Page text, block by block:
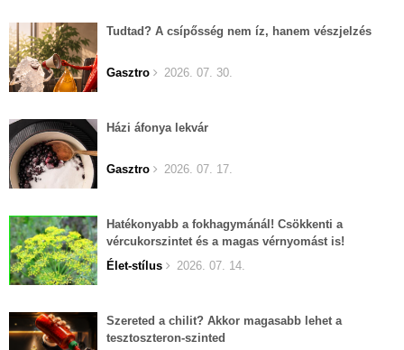
Tudtad? A csípősség nem íz, hanem vészjelzés
Gasztro 2026. 07. 30.
Házi áfonya lekvár
Gasztro 2026. 07. 17.
Hatékonyabb a fokhagymánál! Csökkenti a
vércukorszintet és a magas vérnyomást is!
Élet-stílus
2026. 07. 14.
Szereted a chilit? Akkor magasabb lehet a
tesztoszteron-szinted